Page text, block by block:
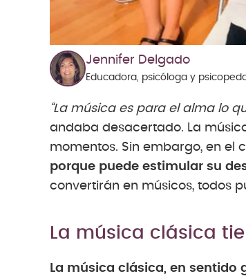
Jennifer Delgado
Educadora, psicóloga y
“La música es para el alma lo
andaba desacertado. La
momentos. Sin embargo, en el
porque puede estimular su
convertirán en músicos, todos
La música clásica
La música clásica, en sentido